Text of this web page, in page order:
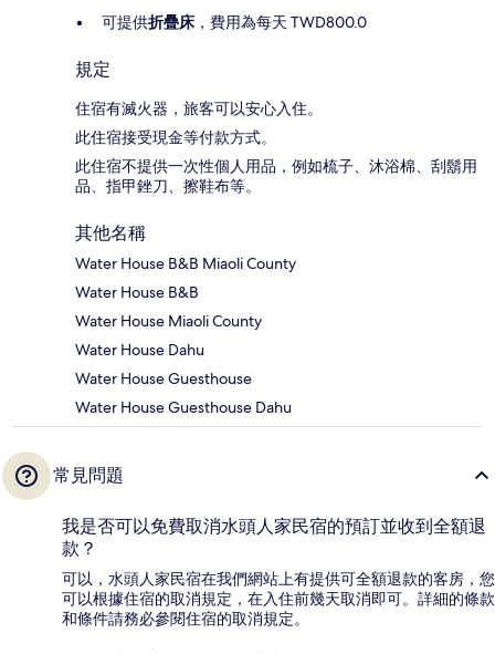
可提供折疊床 ，費用為每天 TWD800.0
規定
住宿有滅火器，旅客可以安心入住。
此住宿接受現金等付款方式。
此住宿不提供一次性個人用品，例如梳子、沐浴棉、刮鬍用
品、指甲銼刀、擦鞋布等。
其他名稱
Water House B&B Miaoli County
Water House B&B
Water House Miaoli County
Water House Dahu
Water House Guesthouse
Water House Guesthouse Dahu
常見問題
我是否可以免費取消水頭人家民宿的預訂並收到全額退
款？
可以，水頭人家民宿在我們網站上有提供可全額退款的客房，您
可以根據住宿的取消規定，在入住前幾天取消即可。詳細的條款
和條件請務必參閱住宿的取消規定。